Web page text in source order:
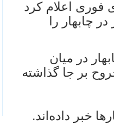
فوری اعلام کرد
چابهار را
در ميان
۸۶ شهيد و مجروح بر جا گذاشته
خبر داده‌اند.